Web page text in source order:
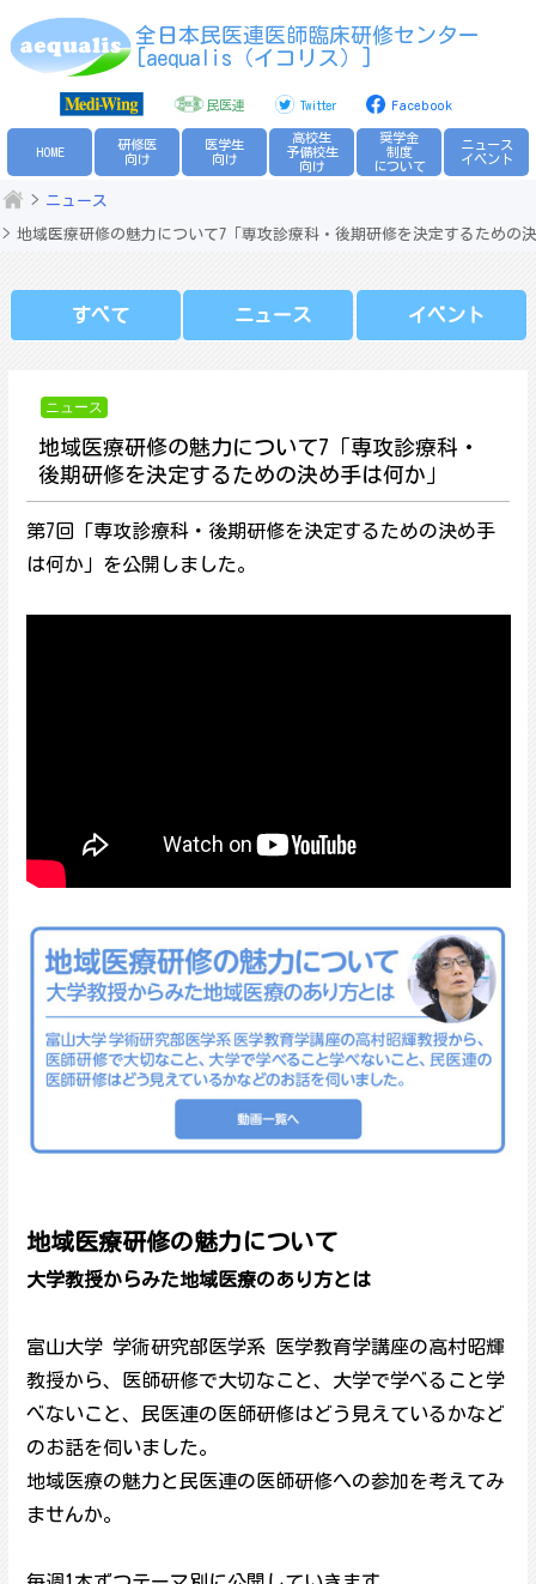
to
全日本民医連医師臨床研修センター
[aequalis（イコリス）]
民医連 Twitter Facebook
HOME
研修医
向け
医学生
向け
高校生
予備校生
向け
奨学金
制度
について
ニュース
イベント
ニュース
地域医療研修の魅力について7「専攻診療科・後期研修を決定するための
すべて ニュース イベント
ニュース
地域医療研修の魅力について7「専攻診療科・
後期研修を決定するための決め手は何か」
第7回「専攻診療科・後期研修を決定するための決め手
は何か」を公開しました。
地域医療研修の魅力について
大学教授からみた地域医療のあり方とは
富山大学 学術研究部医学系 医学教育学講座の高村昭輝
教授から、医師研修で大切なこと、大学で学べること学
べないこと、民医連の医師研修はどう見えているかなど
のお話を伺いました。
地域医療の魅力と民医連の医師研修への参加を考えてみ
ませんか。